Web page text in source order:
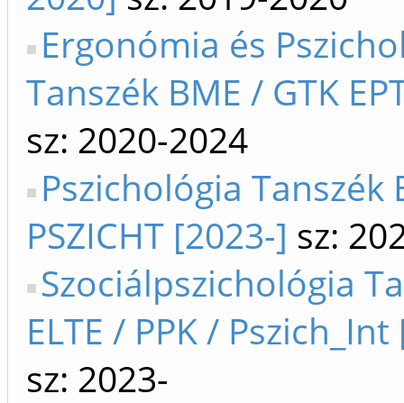
Ergonómia és
Tanszék BME / GTK
sz: 2020-2024
Pszichológia Tanszék
PSZICHT [2023-] sz:
Szociálpszichológia
ELTE / PPK /
sz: 2023-